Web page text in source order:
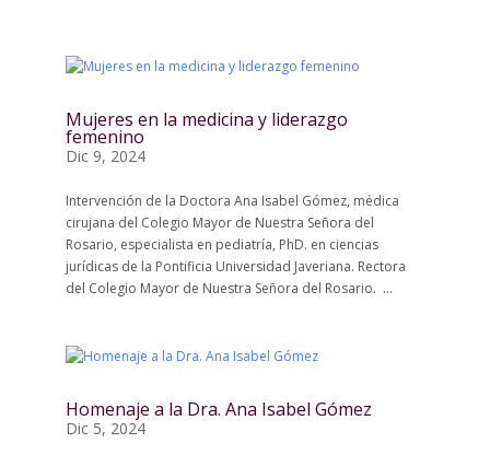
Mujeres en la medicina y liderazgo
femenino
Dic 9, 2024
Intervención de la Doctora Ana Isabel Gómez, médica
cirujana del Colegio Mayor de Nuestra Señora del
Rosario, especialista en pediatría, PhD. en ciencias
jurídicas de la Pontificia Universidad Javeriana. Rectora
del Colegio Mayor de Nuestra Señora del Rosario. ...
Homenaje a la Dra. Ana Isabel Gómez
Dic 5, 2024